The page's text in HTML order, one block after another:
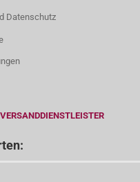
Datenschutz